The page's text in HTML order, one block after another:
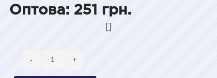
Оптова: 251 грн.
- +